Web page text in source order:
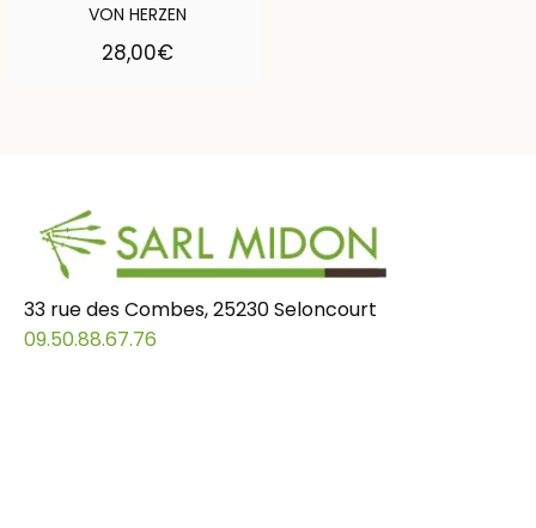
VON HERZEN
28,00€
33 rue des Combes, 25230 Seloncourt
09.50.88.67.76